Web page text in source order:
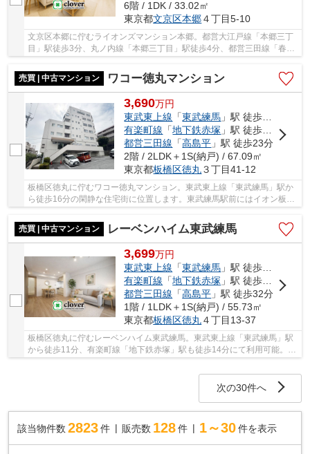
6階 / 1DK / 33.02㎡
東京都文京区本郷４丁目5-10
文京区本郷に佇むライオンズマンション本郷。都営大江戸線「本郷三丁
目」駅徒歩3分、丸ノ内線「本郷三丁目」駅徒歩4分、都営三田線「春
売買 | 中古マンション
ワコー徳丸マンション
3,690万円
東武東上線 「東武練馬 」駅 徒歩16分
有楽町線 「地下鉄赤塚 」駅 徒歩22分
都営三田線 「高島平 」駅 徒歩23分
2階 / 2LDK＋1S(納戸) / 67.09㎡
東京都板橋区徳丸３丁目41-12
板橋区徳丸に佇むワコー徳丸マンション。東武東上線「東武練馬」駅か
ら徒歩16分の閑静な住宅街に位置します。東武練馬駅前にはイオン板橋
売買 | 中古マンション
レーベンハイム東武練馬
3,699万円
東武東上線 「東武練馬 」駅 徒歩11分
有楽町線 「地下鉄赤塚 」駅 徒歩14分
都営三田線 「高島平 」駅 徒歩32分
1階 / 1LDK＋1S(納戸) / 55.73㎡
東京都板橋区徳丸４丁目13-37
板橋区徳丸に佇むレーベンハイム東武練馬。東武東上線「東武練馬」駅
から徒歩11分、有楽町線「地下鉄赤塚」駅も徒歩14分にて利用可能。区
次の30件へ
該当物件数 2823件 販売数 128 件 1～30 件を表示